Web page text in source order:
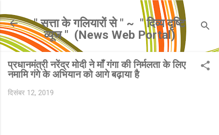
सीधे मुख्य सामग्री पर जाएं
" सत्ता के गलियारों से " ~ ​ " दिव्य दृष्टि
व्यूज " ​ (News Web Portal)
प्रधानमंत्री नरेंद्र मोदी ने माँ गंगा की निर्मलता के लिए
नमामि गंगे के अभियान को आगे बढ़ाया है
दिसंबर 12, 2019